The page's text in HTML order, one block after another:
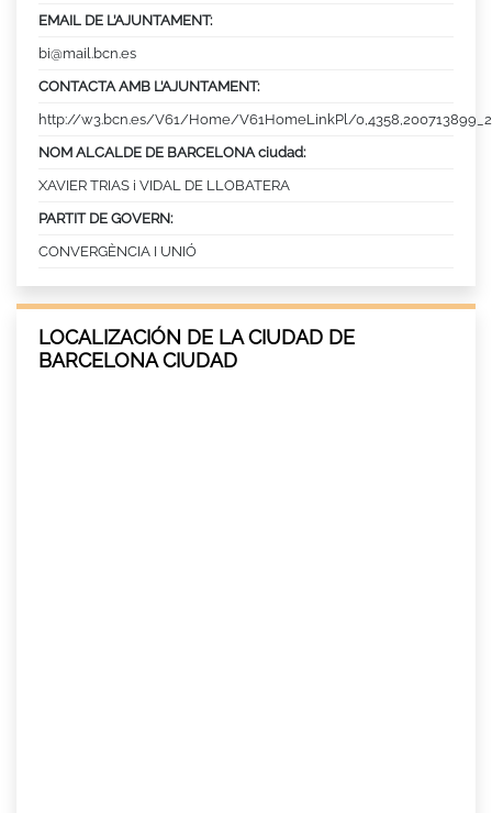
EMAIL DE L’AJUNTAMENT:
bi@mail.bcn.es
CONTACTA AMB L’AJUNTAMENT:
http://w3.bcn.es/V61/Home/V61HomeLinkPl/
NOM ALCALDE DE BARCELONA ciudad:
XAVIER TRIAS i VIDAL DE LLOBATERA
PARTIT DE GOVERN:
CONVERGÈNCIA I UNIÓ
LOCALIZACIÓN DE LA CIUDAD DE
BARCELONA CIUDAD